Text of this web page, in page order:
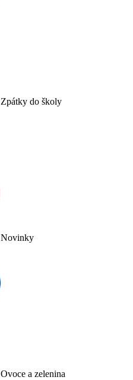
Zpátky do školy
Novinky
Ovoce a zelenina